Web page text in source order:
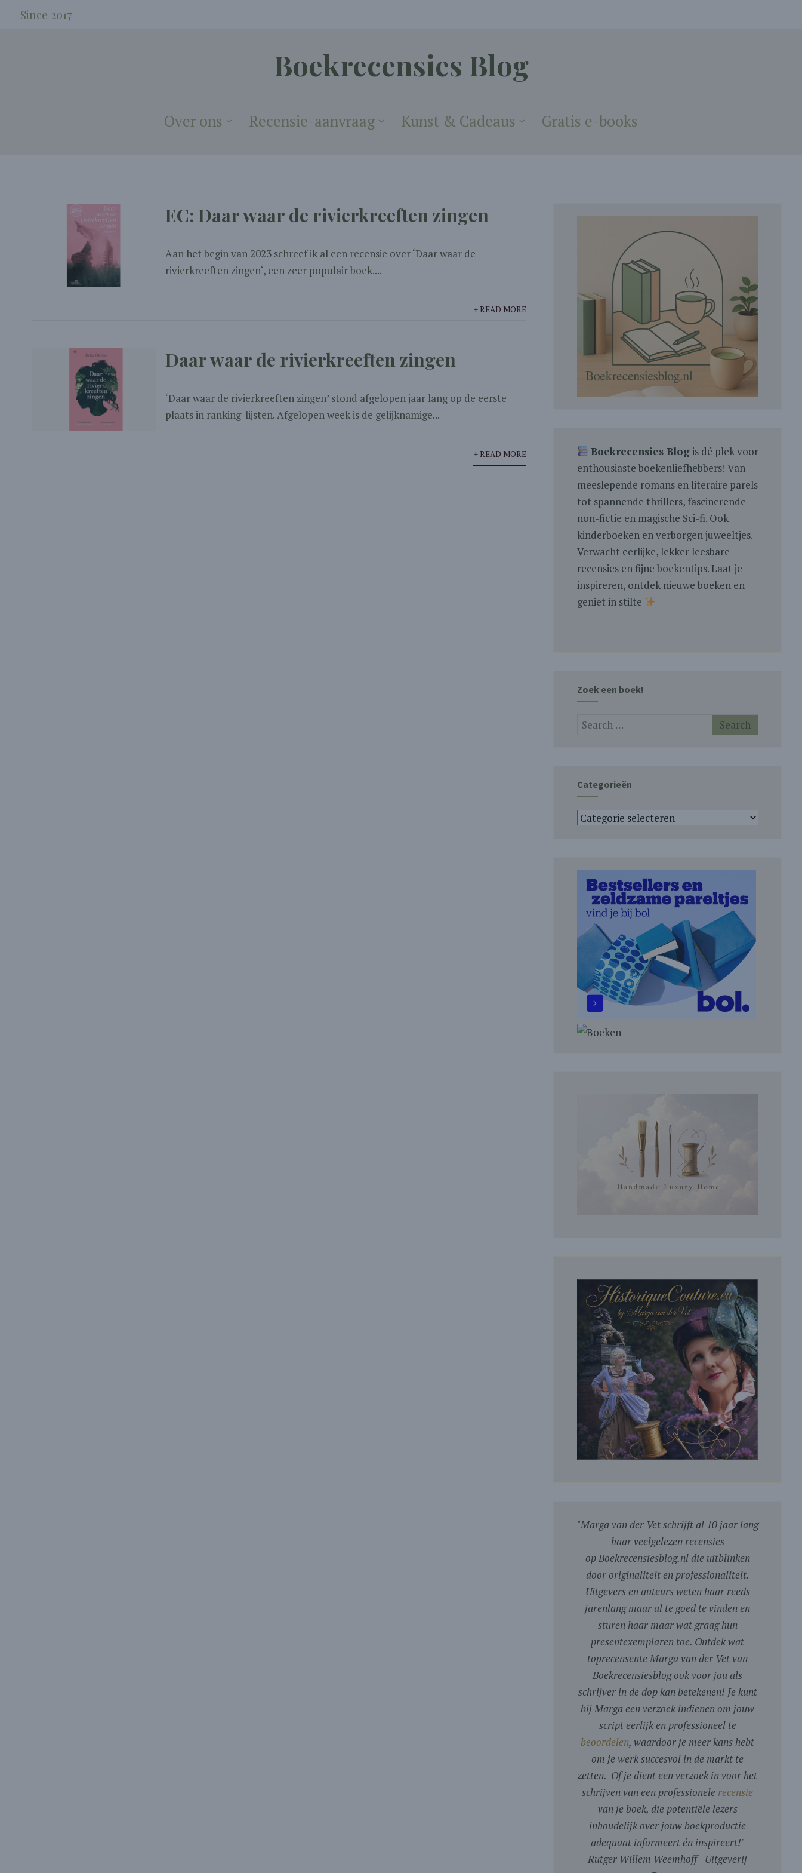
Since 2017
Boekrecensies Blog
Over ons Recensie-aanvraag Kunst & Cadeaus Gratis e-books
EC: Daar waar de rivierkreeften zingen
Aan het begin van 2023 schreef ik al een recensie over ‘Daar waar de
rivierkreeften zingen‘, een zeer populair boek....
+ READ MORE
Daar waar de rivierkreeften zingen
‘Daar waar de rivierkreeften zingen’ stond afgelopen jaar lang op de eerste
plaats in ranking-lijsten. Afgelopen week is de gelijknamige...
+ READ MORE Boekrecensies Blogis dé plek voor
enthousiaste boekenliefhebbers! Van
meeslepende romans en literaire parels
tot spannende thrillers, fascinerende
non-fictie en magische Sci-fi. Ook
kinderboeken en verborgen juweeltjes.
Verwacht eerlijke, lekker leesbare
recensies en fijne boekentips. Laat je
inspireren, ontdek nieuwe boeken en
geniet in stilte
Zoek een boek!
Categorieën
Categorieën
"Marga van der Vet schrijft al 10 jaar lang
haar veelgelezen recensies
op Boekrecensiesblog.nl die uitblinken
door originaliteit en professionaliteit.
Uitgevers en auteurs weten haar reeds
jarenlang maar al te goed te vinden en
sturen haar maar wat graag hun
presentexemplaren toe. Ontdek wat
toprecensente Marga van der Vet van
Boekrecensiesblog ook voor jou als
schrijver in de dop kan betekenen! Je kunt
bij Marga een verzoek indienen om jouw
script eerlijk en professioneel te
beoordelen, waardoor je meer kans hebt
om je werk succesvol in de markt te
zetten. Of je dient een verzoek in voor het
schrijven van een professionele recensie
van je boek, die potentiële lezers
inhoudelijk over jouw boekproductie
adequaat informeert én inspireert!"
Rutger Willem Weemhoff - Uitgeverij